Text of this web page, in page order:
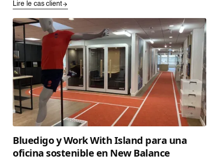
Lire le cas client
Bluedigo y Work With Island para una
oficina sostenible en New Balance